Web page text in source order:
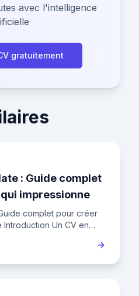
avec l'intelligence
gratuitement
: Guide complet
impressionne
complet pour créer
Introduction Un CV en